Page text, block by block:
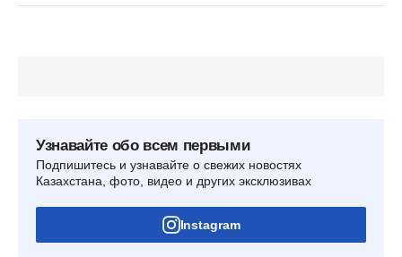
Узнавайте обо всем первыми
Подпишитесь и узнавайте о свежих новостях
Казахстана, фото, видео и других эксклюзивах
Instagram